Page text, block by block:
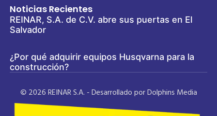
Noticias Recientes
REINAR, S.A. de C.V. abre sus puertas en El
Salvador
¿Por qué adquirir equipos Husqvarna para la
construcción?
© 2026 REINAR S.A. - Desarrollado por Dolphins Media